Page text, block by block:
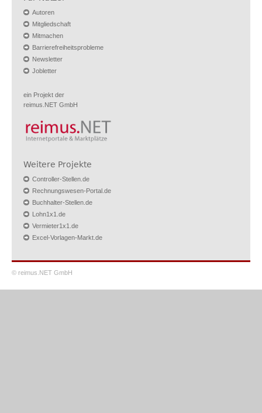
Autoren
Mitgliedschaft
Mitmachen
Barrierefreiheitsprobleme
Newsletter
Jobletter
ein Projekt der
reimus.NET GmbH
Weitere Projekte
Controller-Stellen.de
Rechnungswesen-Portal.de
Buchhalter-Stellen.de
Lohn1x1.de
Vermieter1x1.de
Excel-Vorlagen-Markt.de
© reimus.NET GmbH